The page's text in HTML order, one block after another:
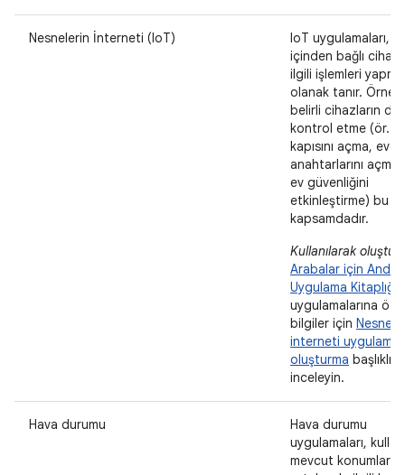
Nesnelerin İnterneti (IoT)
IoT uygulamaları,
içinden bağlı
ilgili işlemleri
olanak tanır.
belirli cihazların
kontrol etme (ör.
kapısını açma,
anahtarlarını açma
ev güvenliğini
etkinleştirme) bu
kapsamdadır.
Kullanılarak
Arabalar için
Uygulama Kitaplığı
uygulamalarına
bilgiler için
interneti
oluşturma başlıklı
inceleyin.
Hava durumu
Hava durumu
uygulamaları,
mevcut